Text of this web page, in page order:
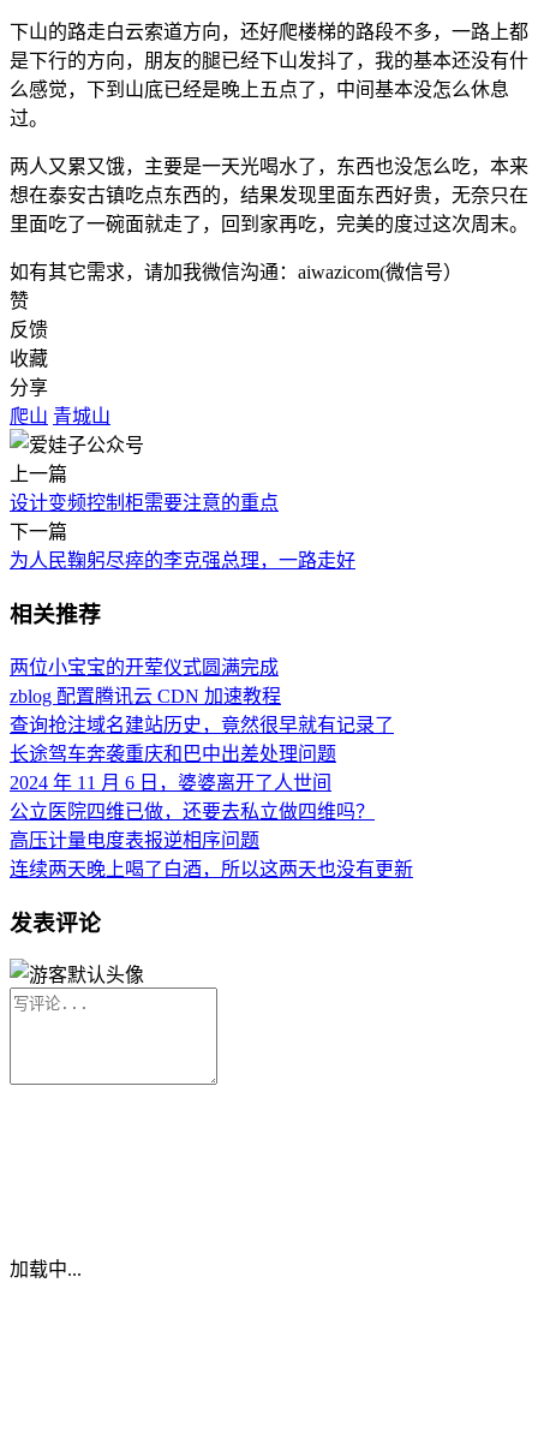
下山的路走白云索道方向，还好爬楼梯的路段不多，一路上都
是下行的方向，朋友的腿已经下山发抖了，我的基本还没有什
么感觉，下到山底已经是晚上五点了，中间基本没怎么休息
过。
两人又累又饿，主要是一天光喝水了，东西也没怎么吃，本来
想在泰安古镇吃点东西的，结果发现里面东西好贵，无奈只在
里面吃了一碗面就走了，回到家再吃，完美的度过这次周末。
如有其它需求，请加我微信沟通：aiwazicom(微信号）
赞
反馈
收藏
分享
爬山 青城山
上一篇
设计变频控制柜需要注意的重点
下一篇
为人民鞠躬尽瘁的李克强总理，一路走好
相关推荐
两位小宝宝的开荤仪式圆满完成
zblog 配置腾讯云 CDN 加速教程
查询抢注域名建站历史，竟然很早就有记录了
长途驾车奔袭重庆和巴中出差处理问题
2024 年 11 月 6 日，婆婆离开了人世间
公立医院四维已做，还要去私立做四维吗？
高压计量电度表报逆相序问题
连续两天晚上喝了白酒，所以这两天也没有更新
发表评论
加载中...